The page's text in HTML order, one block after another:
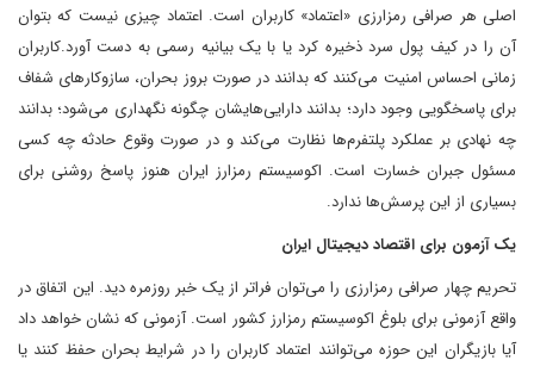
اصلی هر صرافی رمزارزی «اعتماد» کاربران است. اعتماد چیزی نیست که بتوان
آن را در کیف پول سرد ذخیره کرد یا با یک بیانیه رسمی به دست آورد.کاربران
زمانی احساس امنیت می‌کنند که بدانند در صورت بروز بحران، سازوکارهای شفاف
برای پاسخگویی وجود دارد؛ بدانند دارایی‌هایشان چگونه نگهداری می‌شود؛ بدانند
چه نهادی بر عملکرد پلتفرم‌ها نظارت می‌کند و در صورت وقوع حادثه چه کسی
مسئول جبران خسارت است. اکوسیستم رمزارز ایران هنوز پاسخ روشنی برای
بسیاری از این پرسش‌ها ندارد.
یک آزمون برای اقتصاد دیجیتال ایران
تحریم چهار صرافی رمزارزی را می‌توان فراتر از یک خبر روزمره دید. این اتفاق در
واقع آزمونی برای بلوغ اکوسیستم رمزارز کشور است. آزمونی که نشان خواهد داد
آیا بازیگران این حوزه می‌توانند اعتماد کاربران را در شرایط بحران حفظ کنند یا